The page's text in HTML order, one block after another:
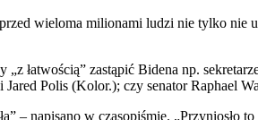
wieloma milionami ludzi nie tylko nie
łatwością” zastąpić Bidena np.
Polis (Kolor.); czy senator Raphael
– napisano w czasopiśmie. „Przyniosło